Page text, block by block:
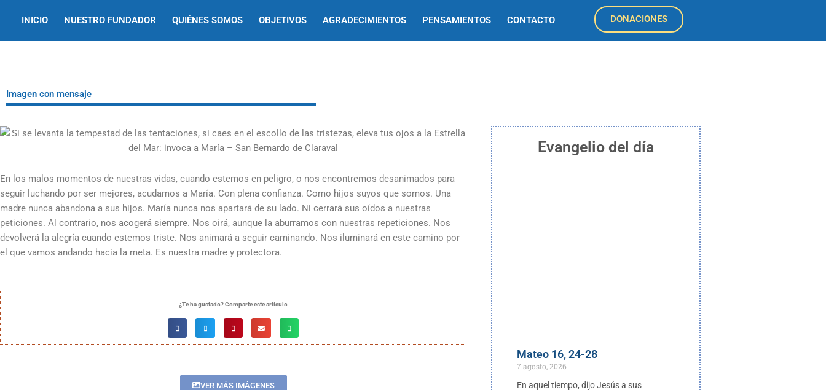
INICIO NUESTRO FUNDADOR QUIÉNES SOMOS OBJETIVOS AGRADECIMIENTOS PENSAMIENTOS CONTACTO DONACIONES
Imagen con mensaje
En los malos momentos de nuestras vidas, cuando estemos en peligro, o nos encontremos desanimados para
seguir luchando por ser mejores, acudamos a María. Con plena confianza. Como hijos suyos que somos. Una
madre nunca abandona a sus hijos. María nunca nos apartará de su lado. Ni cerrará sus oídos a nuestras
peticiones. Al contrario, nos acogerá siempre. Nos oirá, aunque la aburramos con nuestras repeticiones. Nos
devolverá la alegría cuando estemos triste. Nos animará a seguir caminando. Nos iluminará en este camino por
el que vamos andando hacia la meta. Es nuestra madre y protectora.
¿Te ha gustado? Comparte este artículo
VER MÁS IMÁGENES
Evangelio del día
Mateo 16, 24-28
7 agosto, 2026
En aquel tiempo, dijo Jesús a sus